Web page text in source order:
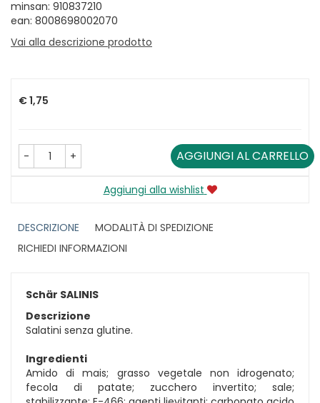
minsan: 910837210
ean: 8008698002070
Vai alla descrizione prodotto
Prezzo
€ 1,75
- + AGGIUNGI AL CARRELLO
Aggiungi alla wishlist
DESCRIZIONE
MODALITÀ DI SPEDIZIONE
RICHIEDI INFORMAZIONI
Schär SALINIS
Descrizione
Salatini senza glutine.
Ingredienti
Amido di mais; grasso vegetale non idrogenato;
fecola di patate; zucchero invertito; sale;